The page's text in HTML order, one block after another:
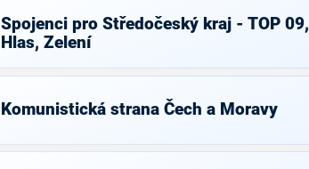
Spojenci pro Středočeský kraj - TOP 09,
Hlas, Zelení
Komunistická strana Čech a Moravy